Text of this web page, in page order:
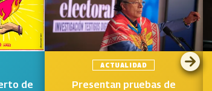
de
ACTUALIDAD
Presentan pruebas de